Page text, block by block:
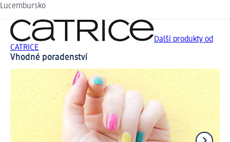
Lucembursko
Další produkty od
CATRICE
Vhodné poradenství